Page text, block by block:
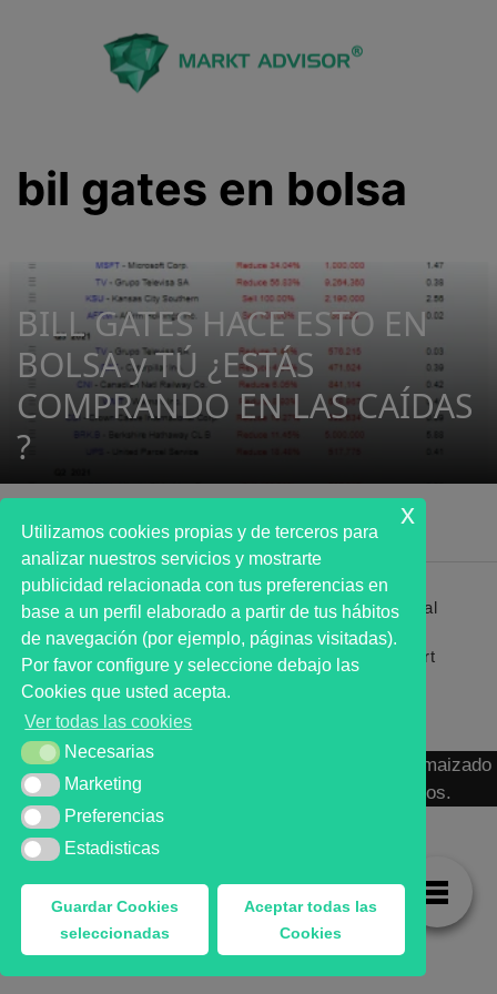
bil gates en bolsa
BILL GATES HACE ESTO EN
BOLSA y TÚ ¿ESTÁS
COMPRANDO EN LAS CAÍDAS
?
Primer analista bursátil automatizado profesional
que ayuda a la decisión | First automated stock
markets analyst software as a desission support
system.
MARKT ADVISOR ® 2016 :: Análisis Bursátil Automaizado
de Activos Cotizados en Mercados Organizados.
Utilizamos cookies propias y de terceros para
analizar nuestros servicios y mostrarte
publicidad relacionada con tus preferencias en
base a un perfil elaborado a partir de tus hábitos
de navegación (por ejemplo, páginas visitadas).
Por favor configure y seleccione debajo las
Cookies que usted acepta.
Ver todas las cookies
NecesariasNecesarias
MarketingMarketing
Preferencias
Preferencias
Estadisticas
Estadisticas
Guardar Cookies
seleccionadas
Aceptar todas las
Cookies
x